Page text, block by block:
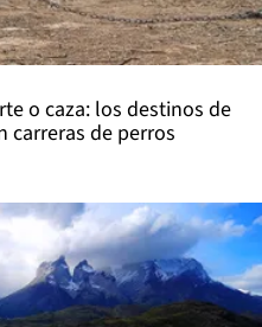
o caza: los destinos de
carreras de perros